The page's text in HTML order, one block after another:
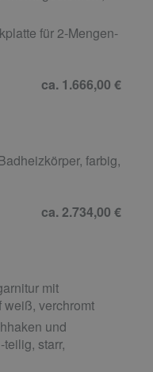
für 2-Mengen-
ca. 1.666,00 €
farbig,
ca. 2.734,00 €
mit
weiß, verchromt
und
starr,